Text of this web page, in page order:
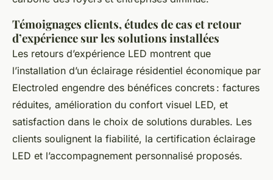
Témoignages clients, études de cas et retour
d’expérience sur les solutions installées
Les retours d’expérience LED montrent que
l’installation d’un éclairage résidentiel économique par
Electroled engendre des bénéfices concrets : factures
réduites, amélioration du confort visuel LED, et
satisfaction dans le choix de solutions durables. Les
clients soulignent la fiabilité, la certification éclairage
LED et l’accompagnement personnalisé proposés.